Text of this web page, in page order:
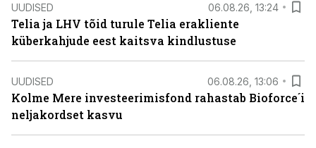
UUDISED 06.08.26, 13:24
Telia ja LHV tõid turule Telia erakliente
küberkahjude eest kaitsva kindlustuse
UUDISED 06.08.26, 13:06
Kolme Mere investeerimisfond rahastab Bioforce´i
neljakordset kasvu